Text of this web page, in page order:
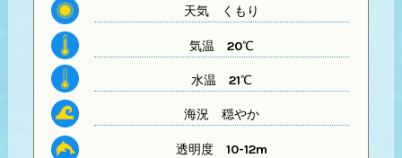
天気くもり
気温 20℃
水温 21℃
海況 穏やか
透明度10-12m